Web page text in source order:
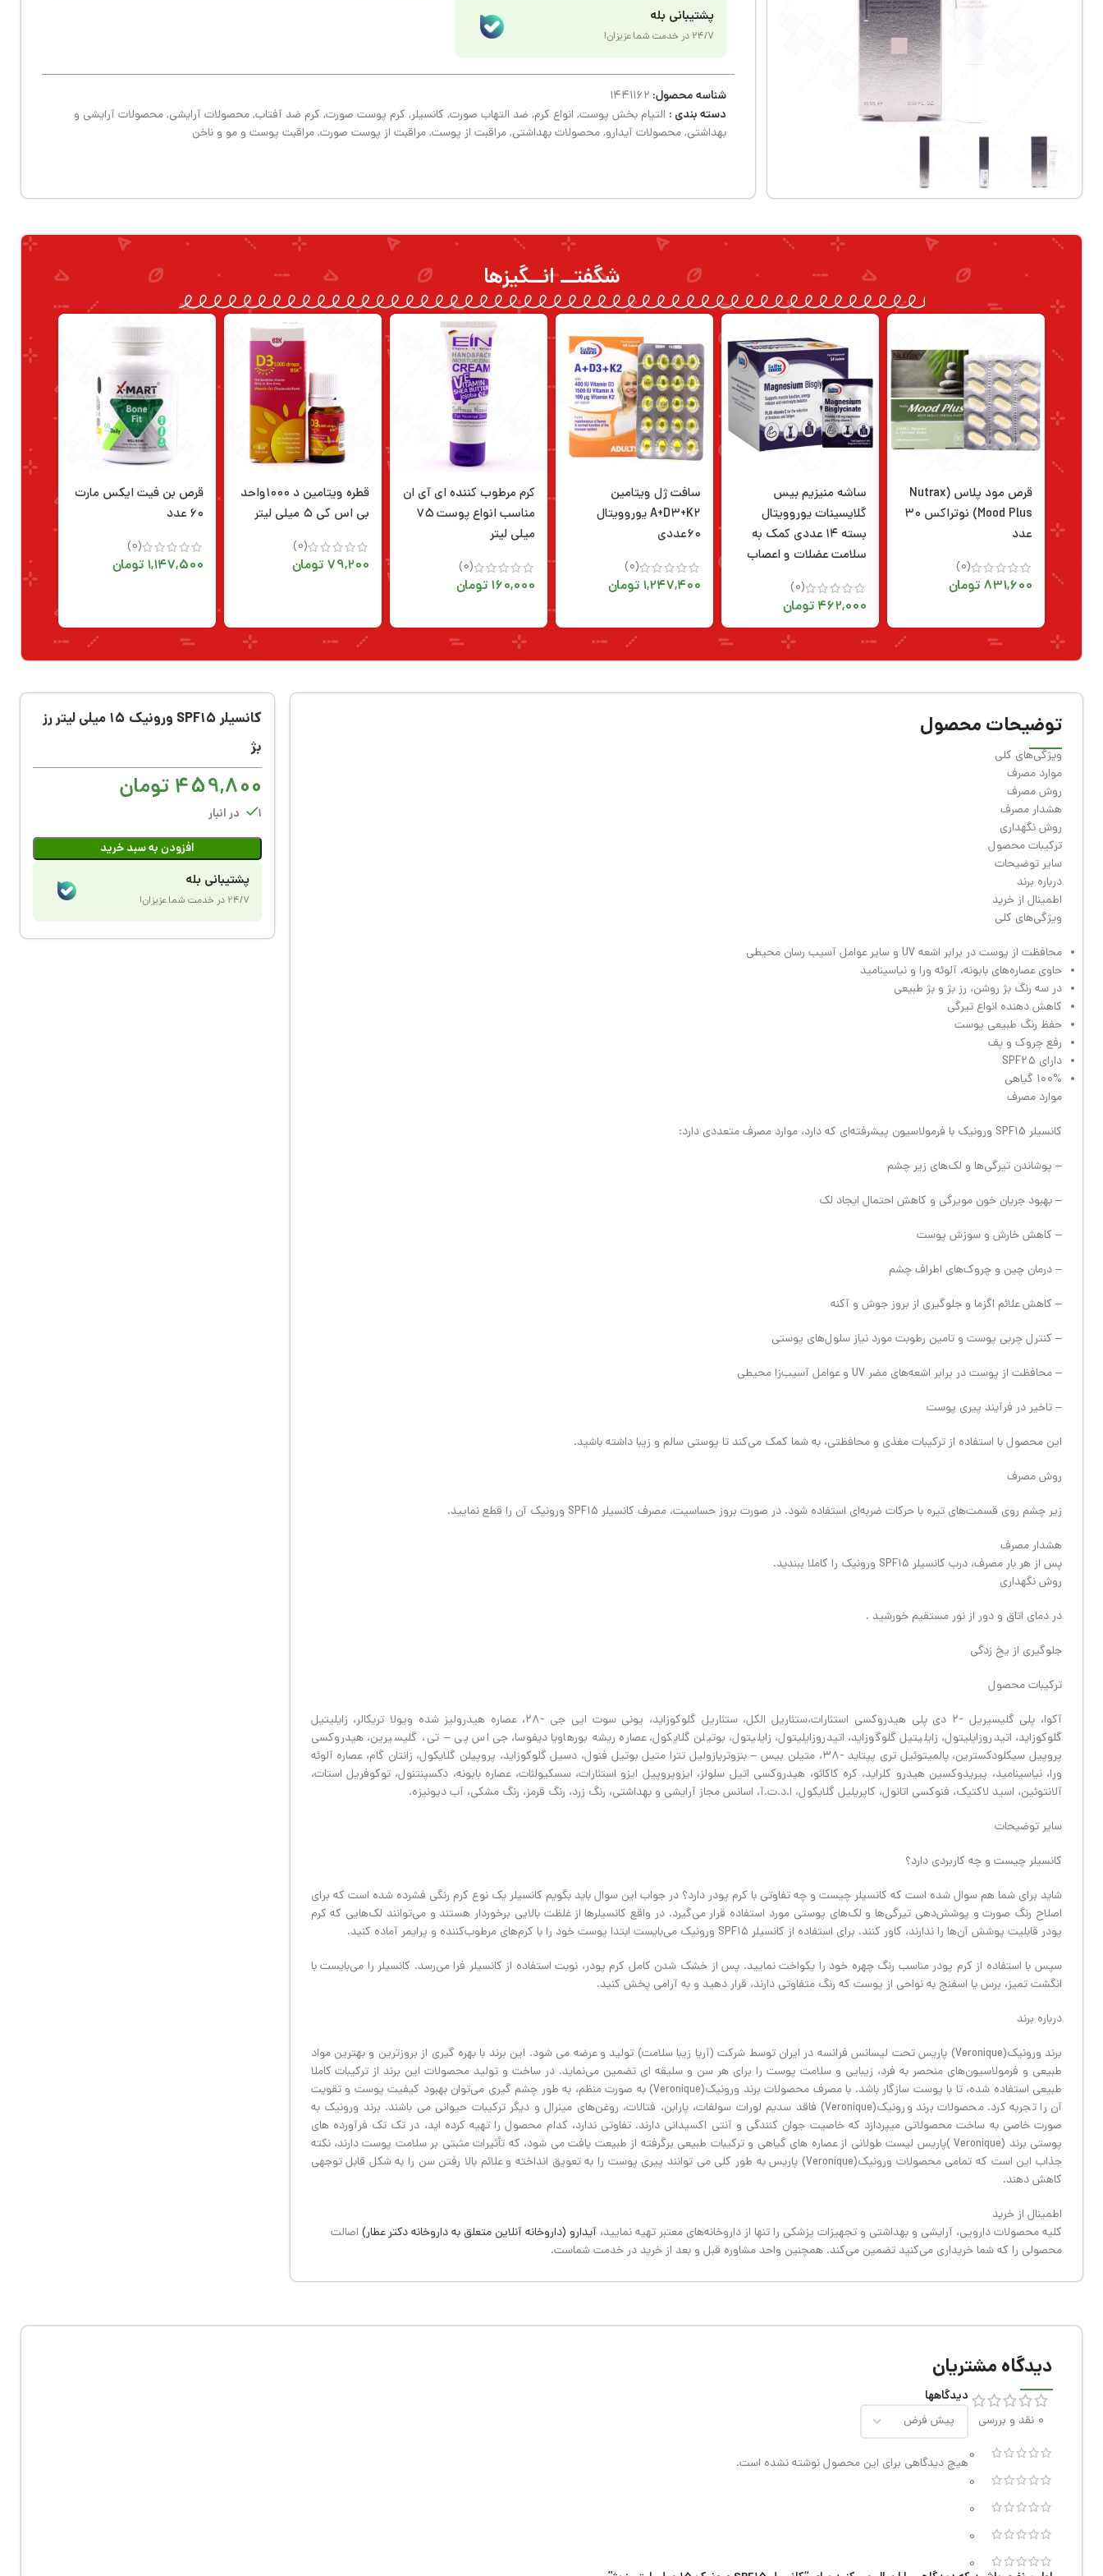
پشتیبانی بله
24/7 در خدمت شما عزیزان!
شناسه محصول: 1441162
دسته بندی : التیام بخش پوست, انواع کرم, ضد التهاب صورت, کانسیلر, کرم پوست صورت, کرم ضد آفتاب,محصولات آرایشی,محصولات آرایشی و
بهداشتی,محصولات آیدارو,محصولات بهداشتی,مراقبت از پوست,مراقبت از پوست صورت,مراقبت پوست و مو و ناخن
شگفتــ انــگیزها
قرص مود پلاس (Nutrax
Mood Plus) نوتراکس ۳۰
عدد
(0)
831,600 تومان
ساشه منیزیم بیس
گلایسینات یوروویتال
بسته ۱۴ عددی کمک به
سلامت عضلات و اعصاب
(0)
462,000 تومان
سافت ژل ویتامین
A+D۳+K۲ یوروویتال
۶۰عددی
(0)
1,247,400 تومان
کرم مرطوب کننده ای آی ان
مناسب انواع پوست ۷۵
میلی لیتر
(0)
160,000 تومان
قطره ویتامین د ۱۰۰۰واحد
بی اس کی ۵ میلی لیتر
(0)
79,200 تومان
قرص بن فیت ایکس مارت
۶۰ عدد
(0)
1,147,500 تومان
توضیحات محصول
ویژگی‌های کلی
موارد مصرف
روش مصرف
هشدار مصرف
روش نگهداری
ترکیبات محصول
سایر توضیحات
درباره برند
اطمینال از خرید
ویژگی‌های کلی
محافظت از پوست در برابر اشعه UV و سایر عوامل آسیب رسان محیطی
حاوی عصاره‌های بابونه، آلوئه ورا و نیاسینامید
در سه رنگ بژ روشن، رز بژ و بژ طبیعی
کاهش دهنده انواع تیرگی
حفظ رنگ طبیعی پوست
رفع چروک و پف
دارای SPF۲۵
۱۰۰% گیاهی
موارد مصرف
کانسیلر SPF15 ورونیک با فرمولاسیون پیشرفته‌ای که دارد، موارد مصرف متعددی دارد:
– پوشاندن تیرگی‌ها و لک‌های زیر چشم
– بهبود جریان خون مویرگی و کاهش احتمال ایجاد لک
– کاهش خارش و سوزش پوست
– درمان چین و چروک‌های اطراف چشم
– کاهش علائم اگزما و جلوگیری از بروز جوش و آکنه
– کنترل چربی پوست و تامین رطوبت مورد نیاز سلول‌های پوستی
– محافظت از پوست در برابر اشعه‌های مضر UV و عوامل آسیب‌زا محیطی
– تاخیر در فرآیند پیری پوست
این محصول با استفاده از ترکیبات مغذی و محافظتی، به شما کمک می‌کند تا پوستی سالم و زیبا داشته باشید.
روش مصرف
زیر چشم روی قسمت‌های تیره با حرکات ضربه‌ای استفاده شود. در صورت بروز حساسیت، مصرف کانسیلر SPF۱۵ ورونیک آن را قطع نمایید.
هشدار مصرف
پس از هر بار مصرف، درب کانسیلر SPF۱۵ ورونیک را کاملا ببندید.
روش نگهداری
در دمای اتاق و دور از نور مستقیم خورشید .
جلوگیری از یخ زدگی
ترکیبات محصول
آکوا، پلی گلیسیریل -۲ دی پلی هیدروکسی استئارات،ستئاریل الکل، ستئاریل گلوکوزاید، یونی سوت ایی جی -۲۸، عصاره هیدرولیز شده ویولا تریکالر، زایلیتیل
گلوکوزاید، اتیدروزایلیتول، زایلیتیل گلوگوزاید، اتیدروزایلیتول، زایلیتول، بوتیلن گلایکول، عصاره ریشه بورهاویا دیفوسا، جی اس پی – تی، گلیسیرین، هیدروکسی
پروپیل سیکلودکسترین، پالمیتوئیل تری پپتاید -۳۸، متیلن بیس – بنزوتریازولیل تترا متیل بوتیل فنول، دسیل گلوکوزاید، پروپیلن گلایکول، زانتان گام، عصاره آلوئه
ورا، نیاسینامید، پیریدوکسین هیدرو کلراید، کره کاکائو، هیدروکسی اتیل سلولز، ایزوپروپیل ایزو استئارات، سسکیولئات، عصاره بابونه، دکسپنتنول، توکوفریل استات،
آلانتوئین، اسید لاکتیک، فنوکسی اتانول، کاپریلیل گلایکول، ا.د.ت.آ، اسانس مجاز آرایشی و بهداشتی، رنگ زرد، رنگ قرمز، رنگ مشکی، آب دیونیزه.
سایر توضیحات
کانسیلر چیست و چه کاربردی دارد؟
شاید برای شما هم سوال شده است که کانسیلر چیست و چه تفاوتی با کرم پودر دارد؟ در جواب این سوال باید بگویم کانسیلر یک نوع کرم رنگی فشرده شده است که برای
اصلاح رنگ صورت و پوشش‌دهی تیرگی‌ها و لک‌های پوستی مورد استفاده قرار می‌گیرد. در واقع کانسیلرها از غلظت بالایی برخوردار هستند و می‌توانند لک‌هایی که کرم
پودر قابلیت پوشش آن‌ها را ندارند، کاور ‌کنند. برای استفاده از کانسیلر SPF۱۵ ورونیک می‌بایست ابتدا پوست خود را با کرم‌های مرطوب‌کننده و پرایمر آماده کنید.
سپس با استفاده از کرم پودر مناسب رنگ چهره خود را یکواخت نمایید. پس از خشک شدن کامل کرم پودر، نوبت استفاده از کانسیلر فرا می‌رسد. کانسیلر را می‌بایست با
انگشت تمیز، برس یا اسفنج به نواحی از پوست که رنگ متفاوتی دارند، قرار دهید و به آرامی پخش کنید.
درباره برند
برند ورونیک(Veronique) پاریس تحت لیسانس فرانسه در ایران توسط شرکت (آریا زیبا سلامت) تولید و عرضه می شود. این برند با بهره گیری از بروزترین و بهترین مواد
طبیعی و فرمولاسیون‌های منحصر به فرد، زیبایی و سلامت پوست را برای هر سن و سلیقه ای تضمین می‌نماید. در ساخت و تولید محصولات این برند از ترکیبات کاملا
طبیعی استفاده شده، تا با پوست سازگار باشد. با مصرف محصولات برند ورونیک(Veronique) به صورت منظم، به طور چشم گیری می‌توان بهبود کیفیت پوست و تقویت
آن را تجربه کرد. محصولات برند ورونیک(Veronique) فاقد سدیم لورات سولفات، پارابن، فتالات، روغن‌های مینرال و دیگر ترکیبات حیوانی می باشند. برند ورونیک به
صورت خاصی به ساخت محصولاتی میپردازد که خاصیت جوان کنندگی و آنتی اکسیدانی دارند. تفاوتی ندارد، کدام محصول را تهیه کرده اید، در تک تک فرآورده های
پوستی برند (Veronique )پاریس لیست طولانی از عصاره های گیاهی و ترکیبات طبیعی برگرفته از طبیعت یافت می شود، که تأثیرات مثبتی بر سلامت پوست دارند، نکته
جذاب این است که تمامی محصولات ورونیک(Veronique) پاریس به طور کلی می توانند پیری پوست را به تعویق انداخته و علائم بالا رفتن سن را به شکل قابل توجهی
کاهش دهند.
اطمینال از خرید
کلیه محصولات دارویی، آرایشی و بهداشتی و تجهیزات پزشکی را تنها از داروخانه‌های معتبر تهیه نمایید، آیدارو (داروخانه آنلاین متعلق به داروخانه دکتر عطار) اصالت
محصولی را که شما خریداری می‌کنید تضمین می‌کند. همچنین واحد مشاوره قبل و بعد از خرید در خدمت شماست.
کانسیلر SPF۱۵ ورونیک ۱۵ میلی لیتر رز
بژ
459,800 تومان
1 در انبار
افزودن به سبد خرید
پشتیبانی بله
24/7 در خدمت شما عزیزان!
دیدگاه مشتریان
0 نقد و بررسی
0
0
0
0
0
دیدگاهها
هیچ دیدگاهی برای این محصول نوشته نشده است.